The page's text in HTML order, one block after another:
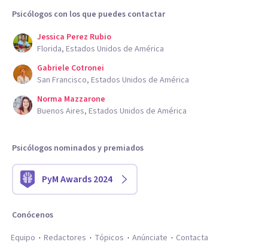
Psicólogos con los que puedes contactar
Jessica Perez Rubio
Florida, Estados Unidos de América
Gabriele Cotronei
San Francisco, Estados Unidos de América
Norma Mazzarone
Buenos Aires, Estados Unidos de América
Psicólogos nominados y premiados
PyM Awards 2024
Conócenos
Equipo
Redactores Tópicos Anúnciate Contacta